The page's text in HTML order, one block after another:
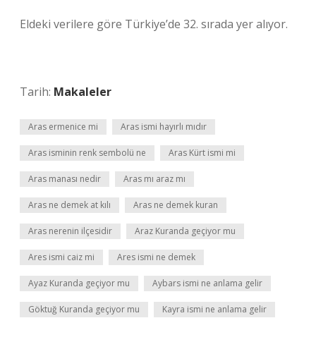
Eldeki verilere göre Türkiye’de 32. sırada yer alıyor.
Tarih: Makaleler
Aras ermenice mi Aras ismi hayırlı mıdır
Aras isminin renk sembolü ne Aras Kürt ismi mi
Aras manası nedir Aras mı araz mı
Aras ne demek at kılı Aras ne demek kuran
Aras nerenin ilçesidir Araz Kuranda geçiyor mu
Ares ismi caiz mi Ares ismi ne demek
Ayaz Kuranda geçiyor mu Aybars ismi ne anlama gelir
Göktuğ Kuranda geçiyor mu Kayra ismi ne anlama gelir